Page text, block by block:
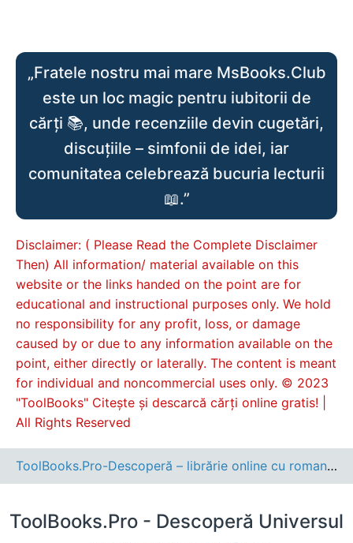
„Fratele nostru mai mare MsBooks.Club
este un loc magic pentru iubitorii de
cărți 📚, unde recenziile devin cugetări,
discuțiile – simfonii de idei, iar
comunitatea celebrează bucuria lecturii
📖.”
Disclaimer: ( Please Read the Complete Disclaimer
Then) All information/ material available on this
website or the links handed on the point are for
educational and instructional purposes only. We hold
no responsibility for any profit, loss, or damage
caused by or due to any information available on the
point, either directly or laterally. The content is meant
for individual and noncommercial uses only. © 2023
"ToolBooks" Citește și descarcă cărți online gratis! |
All Rights Reserved
ToolBooks.Pro-Descoperă – librărie online cu romane, cărți pentru copii, dezvoltare personală și cele mai noi apariții editoriale.
ToolBooks.Pro - Descoperă Universul